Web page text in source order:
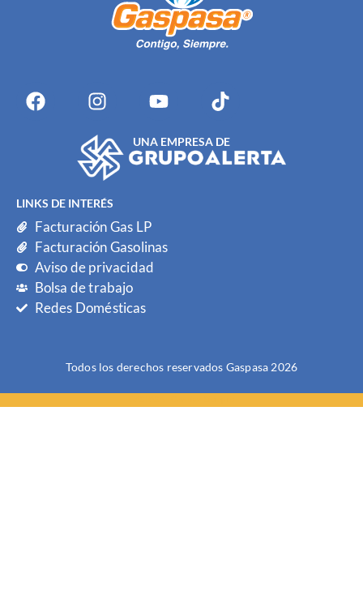
UNA EMPRESA DE
LINKS DE INTERÉS
Facturación Gas LP
Facturación Gasolinas
Aviso de privacidad
Bolsa de trabajo
Redes Domésticas
Todos los derechos reservados Gaspasa 2026